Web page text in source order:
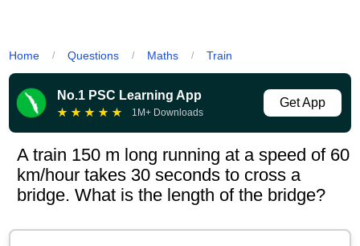
Home / Questions / Maths / Train
No.1 PSC Learning App
★ ★ ★ ★ ★ 1M+ Downloads
Get App
A train 150 m long running at a speed of 60
km/hour takes 30 seconds to cross a
bridge. What is the length of the bridge?